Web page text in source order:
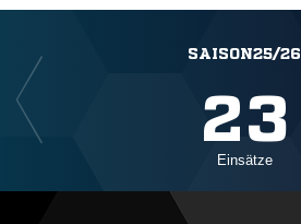
SAISON25/26
23
Einsätze